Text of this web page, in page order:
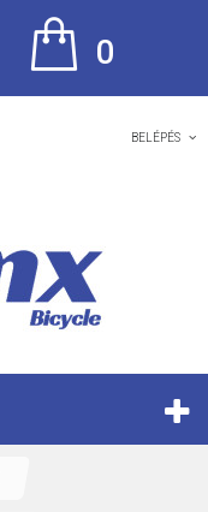
0
BELÉPÉS